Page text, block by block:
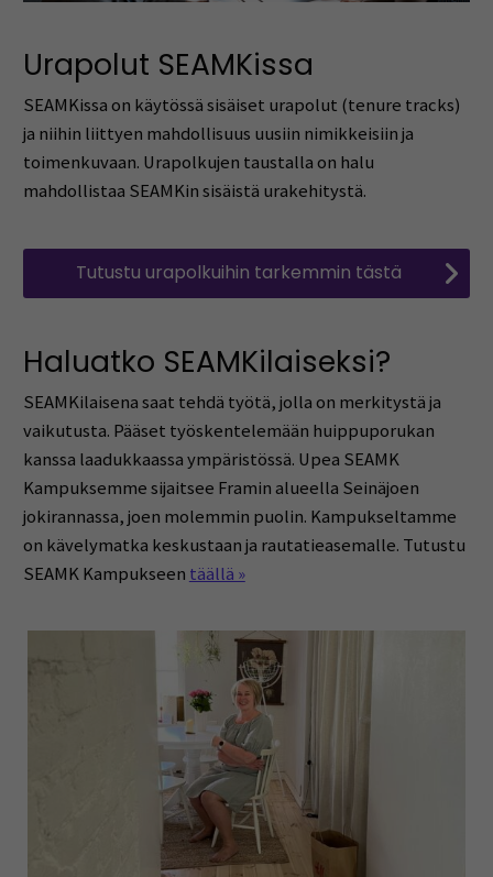
Urapolut SEAMKissa
SEAMKissa on käytössä sisäiset urapolut (tenure tracks)
ja niihin liittyen mahdollisuus uusiin nimikkeisiin ja
toimenkuvaan. Urapolkujen taustalla on halu
mahdollistaa SEAMKin sisäistä urakehitystä.
Tutustu urapolkuihin tarkemmin tästä
Haluatko SEAMKilaiseksi?
SEAMKilaisena saat tehdä työtä, jolla on merkitystä ja
vaikutusta. Pääset työskentelemään huippuporukan
kanssa laadukkaassa ympäristössä. Upea SEAMK
Kampuksemme sijaitsee Framin alueella Seinäjoen
jokirannassa, joen molemmin puolin. Kampukseltamme
on kävelymatka keskustaan ja rautatieasemalle. Tutustu
SEAMK Kampukseen täällä »